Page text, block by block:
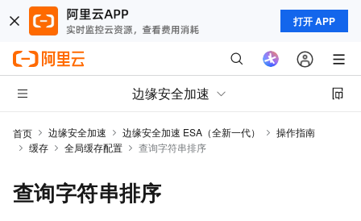
打开 APP
边缘安全加速
首页 边缘安全加速 边缘安全加速 ESA（全新一代）
操作指南
缓存
全局缓存配置 查询字符串排序
查询字符串排序